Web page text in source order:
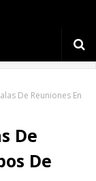
De Reuniones En
De
De